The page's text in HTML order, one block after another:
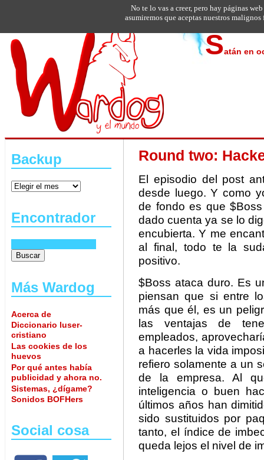
Satán en
Backup
Encontrador
Más Wardog
Acerca de
Diccionario luser-
cristiano
Las cookies de los
huevos
Por qué antes había
publicidad y ahora no.
Sistemas, ¿dígame?
Sonidos BOFHers
Social cosa
Round two:
El episodio del post
desde luego. Y como
de fondo es que
dado cuenta ya se lo
encubierta. Y me
al final, todo te la
positivo.
$Boss ataca duro. Es
piensan que si entre
más que él, es un
las ventajas de
empleados,
a hacerles la vida
refiero solamente a un
de la empresa. Al
inteligencia o buen
últimos años han
sido sustituidos por
tanto, el índice de
queda lejos el nivel de
No te lo vas a creer, pero hay páginas
asumiremos que aceptas nuestros